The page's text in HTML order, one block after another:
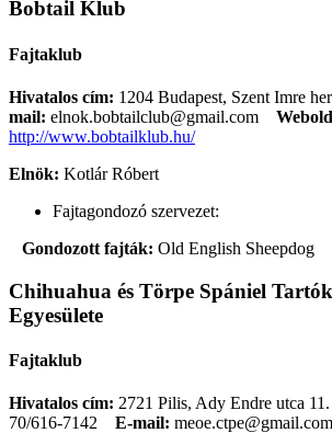
Bobtail Klub
Fajtaklub
Hivatalos cím: 1204 Budapest, Szent Imre
mail: elnok.bobtailclub@gmail.com
http://www.bobtailklub.hu/
Elnök: Kotlár Róbert
Fajtagondozó szervezet:
Gondozott fajták: Old English Sheepdog
Chihuahua és Törpe Spániel
Egyesülete
Fajtaklub
Hivatalos cím: 2721 Pilis, Ady Endre utca
70/616-7142
E-mail: meoe.ctpe@gmail.com